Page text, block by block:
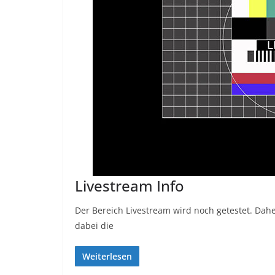
Livestream Info
Der Bereich Livestream wird noch getestet.
dabei die
Weiterlesen